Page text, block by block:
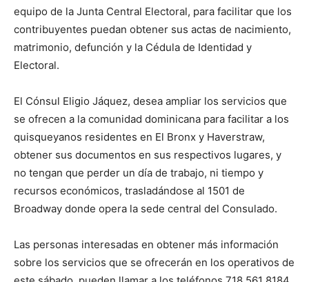
equipo de la Junta Central Electoral, para facilitar que los
contribuyentes puedan obtener sus actas de nacimiento,
matrimonio, defunción y la Cédula de Identidad y
Electoral.
El Cónsul Eligio Jáquez, desea ampliar los servicios que
se ofrecen a la comunidad dominicana para facilitar a los
quisqueyanos residentes en El Bronx y Haverstraw,
obtener sus documentos en sus respectivos lugares, y
no tengan que perder un día de trabajo, ni tiempo y
recursos económicos, trasladándose al 1501 de
Broadway donde opera la sede central del Consulado.
Las personas interesadas en obtener más información
sobre los servicios que se ofrecerán en los operativos de